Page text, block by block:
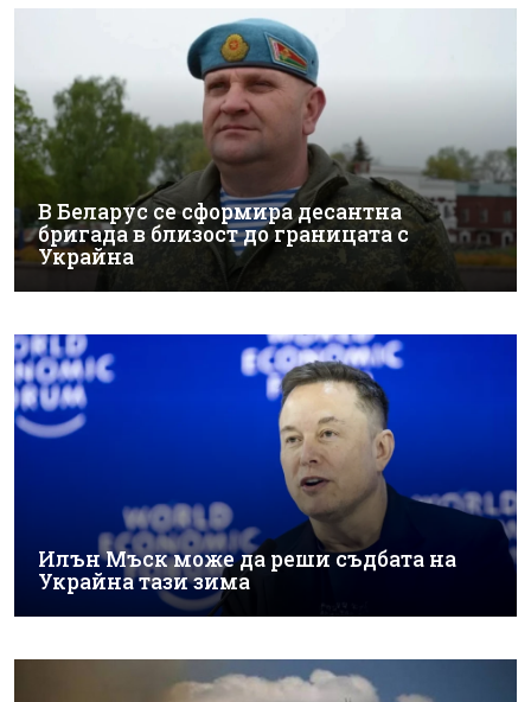
В Беларус се сформира десантна
бригада в близост до границата с
Украйна
Илън Мъск може да реши съдбата на
Украйна тази зима